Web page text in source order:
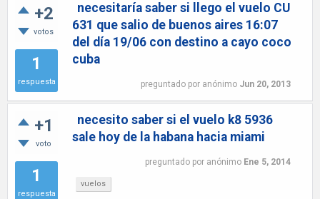
+2
votos
1
respuesta
necesitaría saber si llego el vuelo CU
631 que salio de buenos aires 16:07
del día 19/06 con destino a cayo coco
cuba
preguntado por anónimo Jun 20, 2013
+1
voto
1
respuesta
necesito saber si el vuelo k8 5936
sale hoy de la habana hacia miami
preguntado por anónimo Ene 5, 2014
vuelos